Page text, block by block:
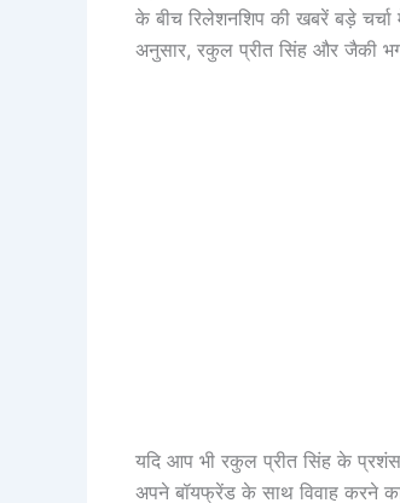
के बीच रिलेशनशिप की खबरें बड़े चर्चा
अनुसार, रकुल प्रीत सिंह और जैकी
यदि आप भी रकुल प्रीत सिंह के
अपने बॉयफ्रेंड के साथ विवाह करने